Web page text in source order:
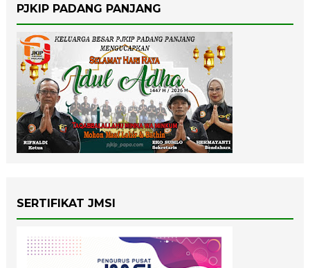
PJKIP PADANG PANJANG
SERTIFIKAT JMSI